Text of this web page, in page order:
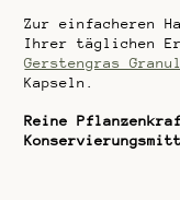
Zur einfacheren
Ihrer täglichen
Gerstengras
Kapseln.
Reine